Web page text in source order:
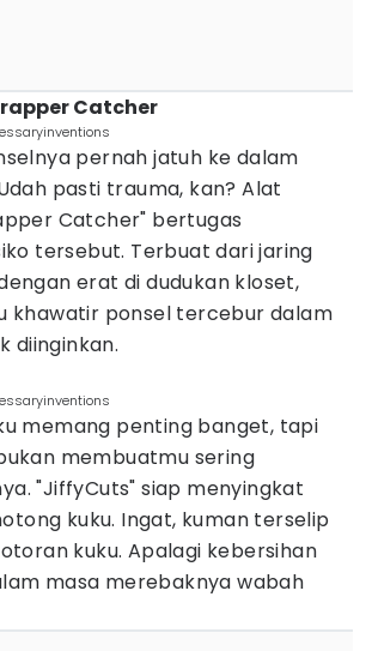
Catcher
pernah jatuh ke dalam
pasti trauma, kan? Alat
Catcher" bertugas
tersebut. Terbuat dari jaring
erat di dudukan kloset,
khawatir ponsel tercebur dalam
diinginkan.
memang penting banget, tapi
membuatmu sering
"JiffyCuts" siap menyingkat
kuku. Ingat, kuman terselip
kuku. Apalagi kebersihan
masa merebaknya wabah